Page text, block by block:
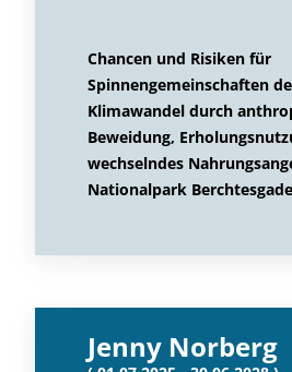
Chancen und Risiken für
Spinnengemeinschaften
Klimawandel durch
Beweidung,
wechselndes
Nationalpark
Jenny Norberg